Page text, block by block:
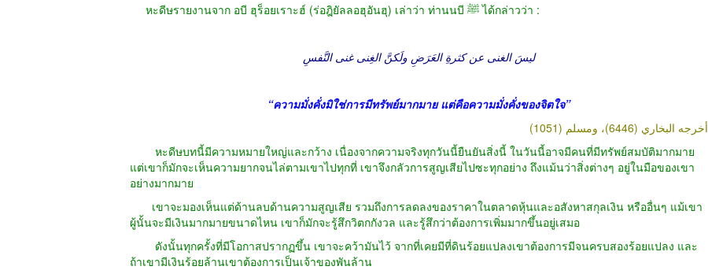
หะดีษรายงานจาก อบี ฮุร็อยเราะฮ์ (ร่อฎิยัลลอฮุอันฮุ) เล่าว่า ท่านนบี ﷺ ได้กล่าวว่า :
ليسَ الغنى عن كثرةِ العَرَضِ ولَكنَّ الغِنى غنى النَّفسِ
“ความมั่งคั่งมิใช่การมีทรัพย์มากมาย แต่คือความมั่งคั่งของจิตใจ”
أخرجه البخاري (6446)، ومسلم (1051)
หะดีษบทนี้มีความหมายใหญ่และกว้าง เนื่องจากความจริงทุกวันนี้ยืนยันสิ่งนี้ ในวันนี้อาจมีคนที่มีทรัพย์สมบัติมากมาย
แต่เขาก็มักจะเห็นความยากจนไล่ตามเขาไปทุกที่ เขาจึงกลัวการสูญเสียไปซะทุกอย่าง ถึงแม้นว่าสิ่งต่างๆ อยู่ในมือของเขา
อย่างมากมาย
เขาจะมองเห็นแต่ด้านลบด้านความสูญเสีย รวมถึงการลดลงของราคาในตลาดหุ้นและอสังหาสกุลเงิน หรืออื่นๆ แม้เขา
ผู้นั้นจะมีเงินมากมายขนาดไหน เขาก็มักจะรู้สึกวิตกกังวล และรู้สึกว่าต้องการเพิ่มมากขึ้นอยู่เสมอ
ดังนั้นทุกครั้งที่มีโอกาสปรากฏขึ้น เขาจะคว้ามันไว้ จากที่เคยมีที่ดินร้อยแปลงเขาต้องการมีจนครบสองร้อยแปลง และ
ถ้าเขามีเงินร้อยล้านเขาต้องการเป็นเจ้าของพันล้าน